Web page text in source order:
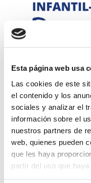
Esta página web usa
Las cookies de este
el contenido y los
sociales y analizar el
información sobre el
nuestros partners de
web, quienes pueden
que les haya
partir del uso que